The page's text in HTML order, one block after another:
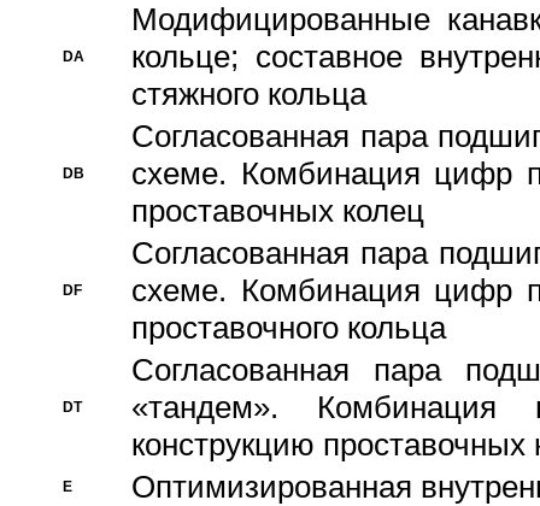
DA
Модифицированные
кольце; составное
стяжного кольца
DB
Согласованная пара
схеме. Комбинация цифр
проставочных колец
DF
Согласованная пара
схеме. Комбинация цифр
проставочного кольца
DT
Согласованная пара
«тандем».
конструкцию проставочных
E
Оптимизированная